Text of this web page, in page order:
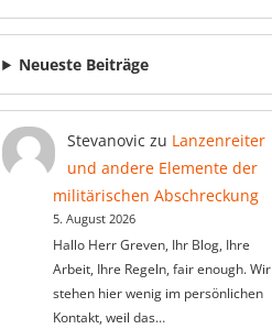
Neueste Beiträge
Stevanovic zu Lanzenreiter
und andere Elemente der
militärischen Abschreckung
5. August 2026
Hallo Herr Greven, Ihr Blog, Ihre
Arbeit, Ihre Regeln, fair enough. Wir
stehen hier wenig im persönlichen
Kontakt, weil das…